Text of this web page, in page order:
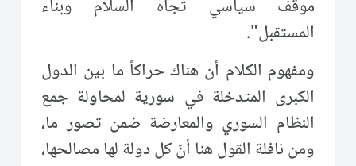
موقف سياسي تجاه السلام وبناء
المستقبل".
ومفهوم الكلام أن هناك حراكاً ما بين الدول
الكبرى المتدخلة في سورية لمحاولة جمع
النظام السوري والمعارضة ضمن تصور ما،
ومن نافلة القول هنا أنّ كل دولة لها مصالحها،